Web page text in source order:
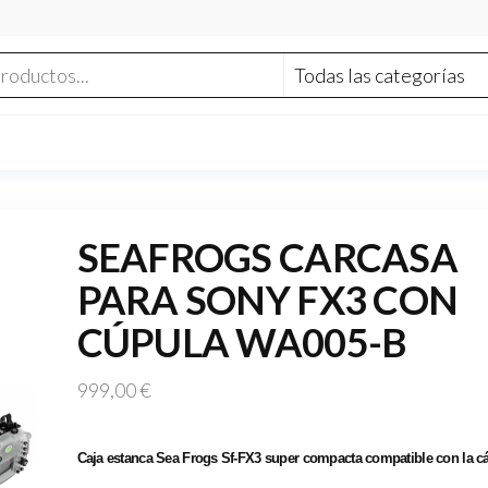
SEAFROGS CARCASA
PARA SONY FX3 CON
CÚPULA WA005-B
999,00€
Caja estanca Sea Frogs Sf-FX3 super compacta compatible con la